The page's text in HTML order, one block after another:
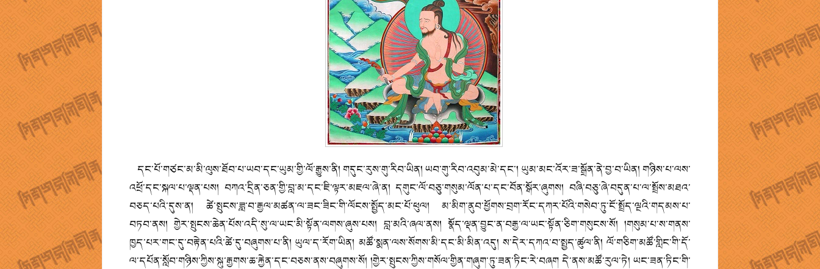
དང་པོ་གཙང་མ་མི་ལུས་ཐོབ་པ་ཡབ་དང་ཡུམ་གྱི་ལོ་རྒྱུས་ནི། གདུང་རུས་གུ་རིབ་ཡིན། ཡབ་གུ་རིབ་འབུམ་མེ་དང་། ཡུམ་མང་འོར་ཟ་སྒྲོན་ནེ་བྱ་བ་ཡིན། གཉིས་པ་ལས་
འཕྲོ་དང་སྐལ་པ་ལྡན་པས། བཀའ་དྲིན་ཅན་གྱི་བླ་མ་དང་ཇི་ལྟར་མཇལ་ཞེ་ན། དགུང་ལོ་བཅུ་གསུམ་ལོན་པ་དང་བོན་སྒོར་ཞུགས། བཞི་བཅུ་ཞེ་བདུན་པ་ལ་སྤྲོས་མཐའ་
བཅད་པའི་དུས་ན། ཚེ་སྤུངས་ཟླ་བ་རྒྱལ་མཚན་ལ་ཟང་ཟིང་གི་ལོངས་སྤྱོད་མང་པོ་ཕུལ། མ་མིག་ནུབ་ཕྱོགས་བྲག་རོང་དཀར་པོའི་གསེབ་ཏུ་ངོ་སྤྲོད་ལྔའི་གདམས་པ་
བཏབ་ནས། གྱེར་སྤུངས་ཆེན་པོས་འདི་སུ་ལ་ཡང་མི་སྟོན་ལགས་ཞུས་པས། བླ་མའི་ཞལ་ནས། སྣོད་ལྡན་བྱུང་ན་བརྒྱ་ལ་ཡང་སྟོན་ཅིག་གསུངས་སོ། །གསུམ་པ་ས་གནས་
ཁྱད་པར་གང་དུ་བརྟེན་པའི་ཚེ་དུ་བཞུགས་པ་ནི། ཡུལ་ད་རོག་ཡིན། མཚོ་སྨན་ལས་སོགས་མི་དང་མི་མིན་འདུ། ས་དེར་དཀའ་བ་སྤྱད་ཚུལ་ནི། ལོ་གཅིག་མཚོ་གླིང་གི་དོ་
ལ་དཔོན་སློབ་གཉིས་ཀྱིས་སྐུ་རྒྱགས་ཆ་རྐྱེན་དང་བཅས་ནས་བཞུགས་སོ། །གྱེར་སྤུངས་ཀྱིས་གསོལ་གྱིན་གཞུག་ཏུ་ཟན་ཏིང་རེ་བཞག དེ་ནས་མཚོ་རུལ་ཏེ། ཡང་ཟན་ཏིང་གི་